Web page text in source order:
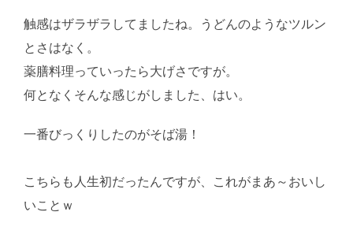
触感はザラザラしてましたね。うどんのようなツルン
とさはなく。
薬膳料理っていったら大げさですが。
何となくそんな感じがしました、はい。
一番びっくりしたのがそば湯！
こちらも人生初だったんですが、これがまあ～おいし
いことｗ